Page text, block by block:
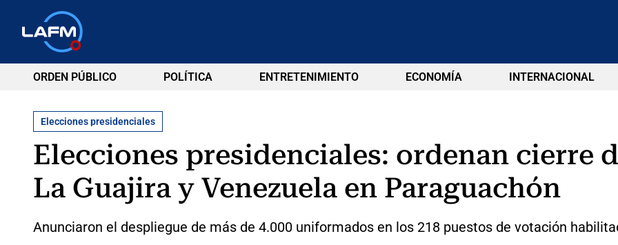
ORDEN PÚBLICO POLÍTICA ENTRETENIMIENTO ECONOMÍA INTERNACIONAL
Elecciones presidenciales
Elecciones presidenciales: ordenan cierre
La Guajira y Venezuela en Paraguachón
Anunciaron el despliegue de más de 4.000 uniformados en los 218 puestos de votación